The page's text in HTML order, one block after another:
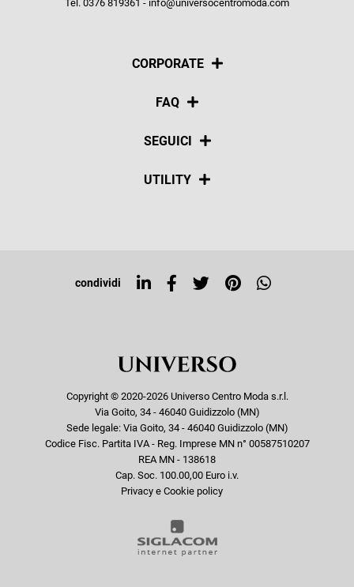
Tel. 0376 819361 - info@universocentromoda.com
CORPORATE
Chi siamo
FAQ
Pagamenti
SEGUICI
Social
UTILITY
Top ricerche
condividi
Copyright © 2020-2026 Universo Centro Moda s.r.l.
Via Goito, 34 - 46040 Guidizzolo (MN)
Sede legale: Via Goito, 34 - 46040 Guidizzolo (MN)
Codice Fisc. Partita IVA - Reg. Imprese MN n° 00587510207
REA MN - 138618
Cap. Soc. 100.00,00 Euro i.v.
Privacy e Cookie policy